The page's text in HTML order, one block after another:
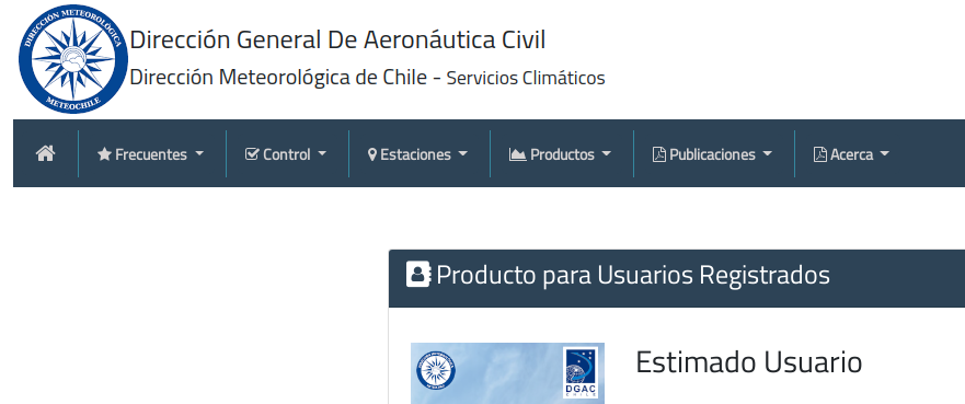
Frecuentes Control Estaciones Productos Publicaciones Acerca
Producto para Usuarios Registrados
Estimado Usuario